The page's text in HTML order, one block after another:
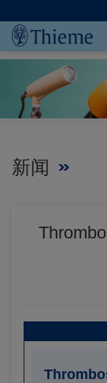
新闻